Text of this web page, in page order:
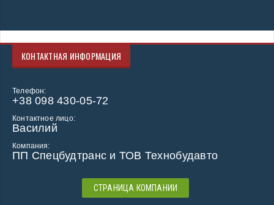
КОНТАКТНАЯ ИНФОРМАЦИЯ
Телефон:
+38 098 430-05-72
Контактное лицо:
Василий
Компания:
ПП Спецбудтранс и ТОВ Технобудавто
СТРАНИЦА КОМПАНИИ